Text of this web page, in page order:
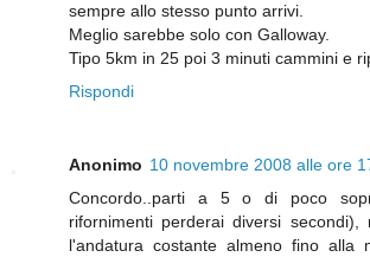
sempre allo stesso punto arrivi.
Meglio sarebbe solo con Galloway.
Tipo 5km in 25 poi 3 minuti cammini e
Rispondi
Anonimo 10 novembre 2008 alle ore
Concordo..parti a 5 o di poco
rifornimenti perderai diversi secondi),
l'andatura costante almeno fino alla